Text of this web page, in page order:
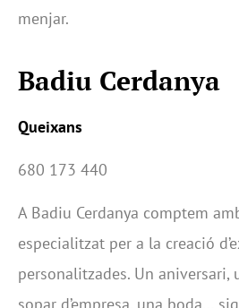
menjar.
Badiu Cerdanya
Queixans
680 173 440
A Badiu Cerdanya comptem
especialitzat per a la creació
personalitzades. Un aniversari,